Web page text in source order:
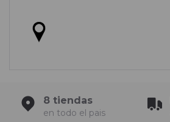
8 tiendas
en todo el pais